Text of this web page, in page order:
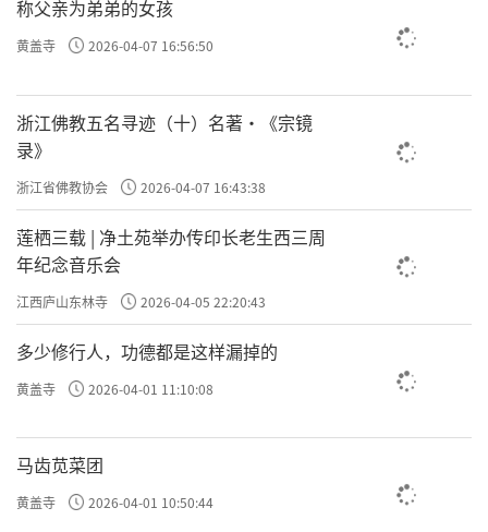
称父亲为弟弟的女孩
黄盖寺 2026-04-07 16:56:50
浙江佛教五名寻迹（十）名著·《宗镜
录》
浙江省佛教协会 2026-04-07 16:43:38
莲栖三载 | 净土苑举办传印长老生西三周
年纪念音乐会
江西庐山东林寺 2026-04-05 22:20:43
多少修行人，功德都是这样漏掉的
黄盖寺 2026-04-01 11:10:08
马齿苋菜团
黄盖寺 2026-04-01 10:50:44